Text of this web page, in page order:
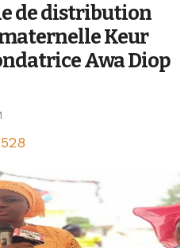
de distribution
maternelle Keur
Awa Diop